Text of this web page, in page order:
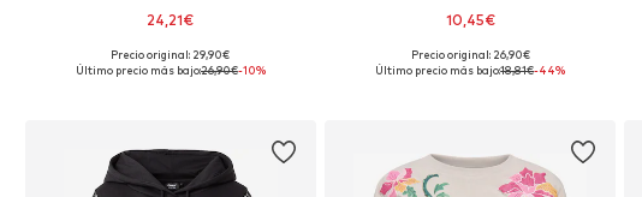
24,21€
+38
Tallas disponibles: XS, S, M, L, XL
Precio original: 29,90€
Último precio más bajo:26,90€-10%
10,45€
+3
Disponible en muchas tallas
Precio original: 26,90€
Último precio más bajo:18,81€-44%